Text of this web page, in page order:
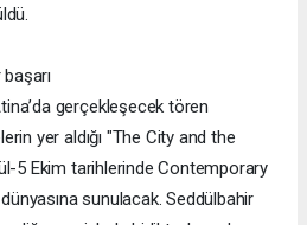
gerçekleşecek tören
yer aldığı "The City and the
5 Ekim tarihlerinde Contemporary
sunulacak. Seddülbahir